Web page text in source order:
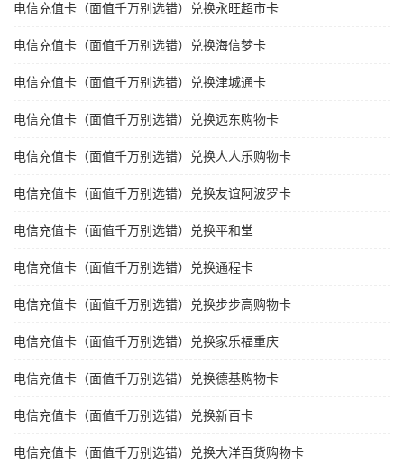
电信充值卡（面值千万别选错）兑换永旺超市卡
电信充值卡（面值千万别选错）兑换海信梦卡
电信充值卡（面值千万别选错）兑换津城通卡
电信充值卡（面值千万别选错）兑换远东购物卡
电信充值卡（面值千万别选错）兑换人人乐购物卡
电信充值卡（面值千万别选错）兑换友谊阿波罗卡
电信充值卡（面值千万别选错）兑换平和堂
电信充值卡（面值千万别选错）兑换通程卡
电信充值卡（面值千万别选错）兑换步步高购物卡
电信充值卡（面值千万别选错）兑换家乐福重庆
电信充值卡（面值千万别选错）兑换德基购物卡
电信充值卡（面值千万别选错）兑换新百卡
电信充值卡（面值千万别选错）兑换大洋百货购物卡